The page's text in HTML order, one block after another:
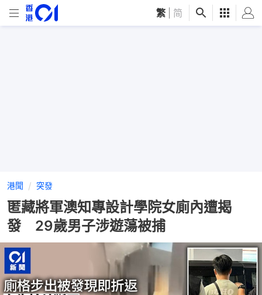
繁 简
港聞 突發
匿藏將軍澳知專設計學院女廁內遭揭
發 29歲男子涉遊蕩被捕